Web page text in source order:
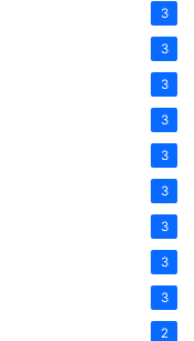
3
3
3
3
3
3
3
3
3
2